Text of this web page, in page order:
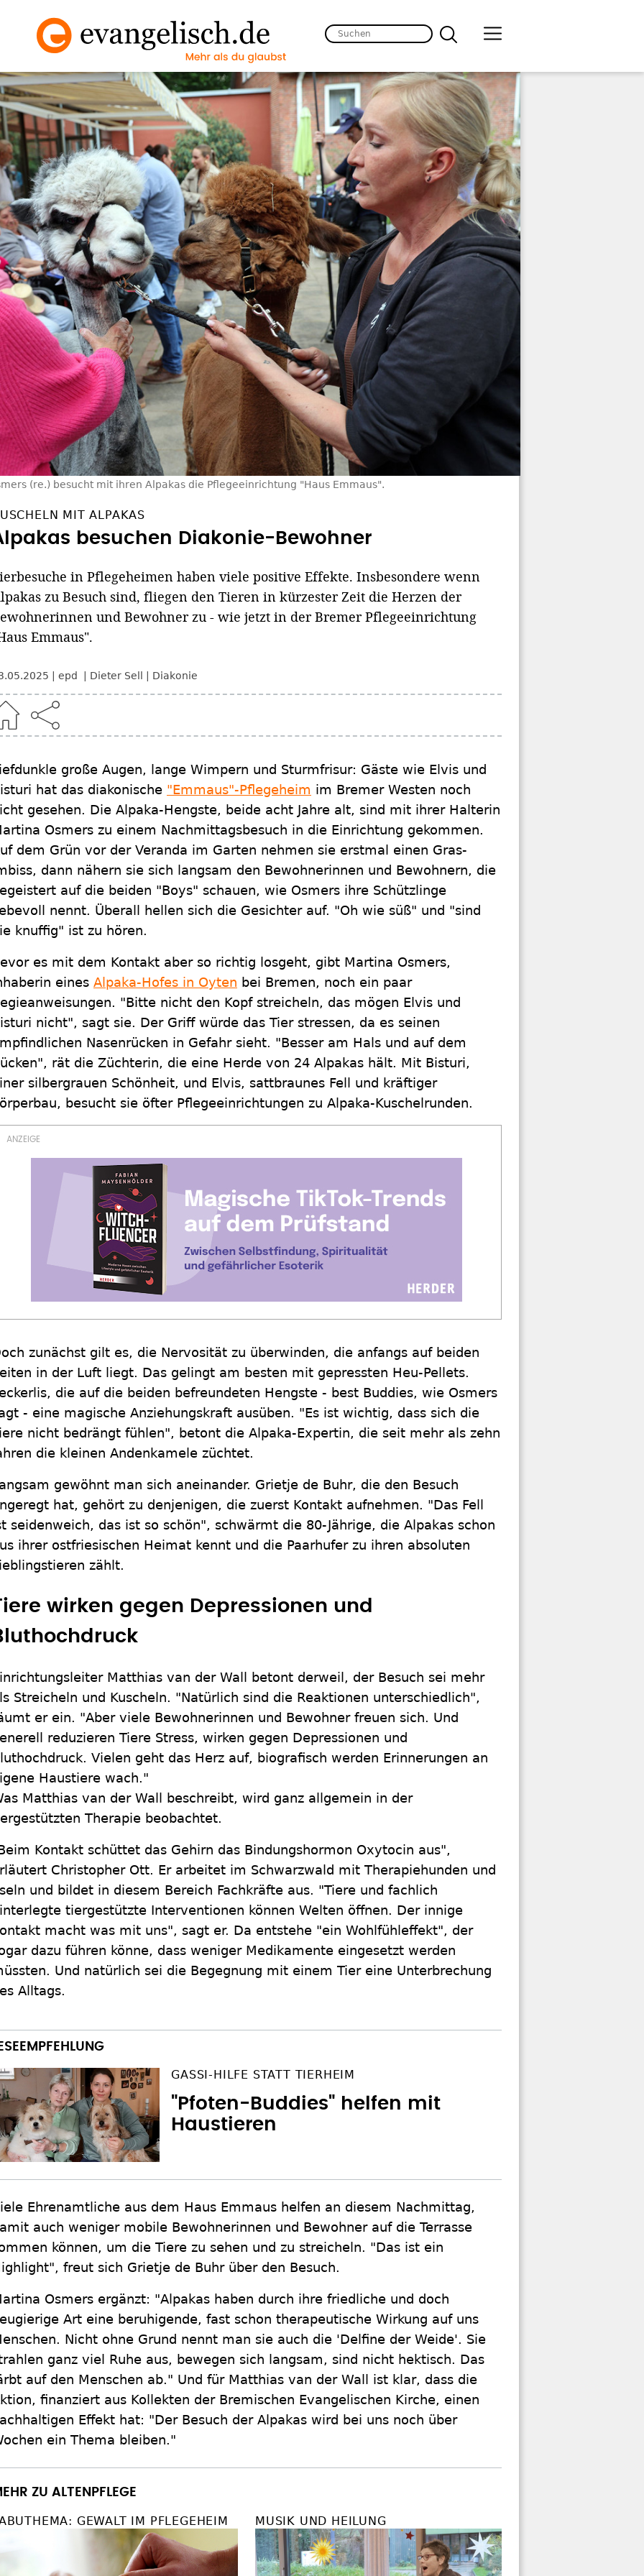
(re.) besucht mit ihren Alpakas die Pflegeeinrichtung "Haus Emmaus".
MIT ALPAKAS
besuchen Diakonie-Bewohner
in Pflegeheimen haben viele positive Effekte. Insbesondere wenn
zu Besuch sind, fliegen den Tieren in kürzester Zeit die Herzen der
und Bewohner zu - wie jetzt in der Bremer Pflegeeinrichtung
Emmaus".
epd Dieter Sell Diakonie
große Augen, lange Wimpern und Sturmfrisur: Gäste wie Elvis und
hat das diakonische "Emmaus"-Pflegeheim im Bremer Westen noch
gesehen. Die Alpaka-Hengste, beide acht Jahre alt, sind mit ihrer Halterin
Osmers zu einem Nachmittagsbesuch in die Einrichtung gekommen.
dem Grün vor der Veranda im Garten nehmen sie erstmal einen Gras-
dann nähern sie sich langsam den Bewohnerinnen und Bewohnern, die
auf die beiden "Boys" schauen, wie Osmers ihre Schützlinge
nennt. Überall hellen sich die Gesichter auf. "Oh wie süß" und "sind
knuffig" ist zu hören.
es mit dem Kontakt aber so richtig losgeht, gibt Martina Osmers,
eines Alpaka-Hofes in Oyten bei Bremen, noch ein paar
"Bitte nicht den Kopf streicheln, das mögen Elvis und
nicht", sagt sie. Der Griff würde das Tier stressen, da es seinen
Nasenrücken in Gefahr sieht. "Besser am Hals und auf dem
rät die Züchterin, die eine Herde von 24 Alpakas hält. Mit Bisturi,
silbergrauen Schönheit, und Elvis, sattbraunes Fell und kräftiger
besucht sie öfter Pflegeeinrichtungen zu Alpaka-Kuschelrunden.
zunächst gilt es, die Nervosität zu überwinden, die anfangs auf beiden
in der Luft liegt. Das gelingt am besten mit gepressten Heu-Pellets.
die auf die beiden befreundeten Hengste - best Buddies, wie Osmers
- eine magische Anziehungskraft ausüben. "Es ist wichtig, dass sich die
nicht bedrängt fühlen", betont die Alpaka-Expertin, die seit mehr als zehn
die kleinen Andenkamele züchtet.
gewöhnt man sich aneinander. Grietje de Buhr, die den Besuch
hat, gehört zu denjenigen, die zuerst Kontakt aufnehmen. "Das Fell
seidenweich, das ist so schön", schwärmt die 80-Jährige, die Alpakas schon
ihrer ostfriesischen Heimat kennt und die Paarhufer zu ihren absoluten
zählt.
wirken gegen Depressionen und
Matthias van der Wall betont derweil, der Besuch sei mehr
Streicheln und Kuscheln. "Natürlich sind die Reaktionen unterschiedlich",
er ein. "Aber viele Bewohnerinnen und Bewohner freuen sich. Und
reduzieren Tiere Stress, wirken gegen Depressionen und
Vielen geht das Herz auf, biografisch werden Erinnerungen an
Haustiere wach."
Matthias van der Wall beschreibt, wird ganz allgemein in der
Therapie beobachtet.
Kontakt schüttet das Gehirn das Bindungshormon Oxytocin aus",
Christopher Ott. Er arbeitet im Schwarzwald mit Therapiehunden und
und bildet in diesem Bereich Fachkräfte aus. "Tiere und fachlich
tiergestützte Interventionen können Welten öffnen. Der innige
macht was mit uns", sagt er. Da entstehe "ein Wohlfühleffekt", der
dazu führen könne, dass weniger Medikamente eingesetzt werden
Und natürlich sei die Begegnung mit einem Tier eine Unterbrechung
Alltags.
GASSI-HILFE STATT TIERHEIM
"Pfoten-Buddies" helfen mit
Haustieren
Ehrenamtliche aus dem Haus Emmaus helfen an diesem Nachmittag,
auch weniger mobile Bewohnerinnen und Bewohner auf die Terrasse
können, um die Tiere zu sehen und zu streicheln. "Das ist ein
freut sich Grietje de Buhr über den Besuch.
Osmers ergänzt: "Alpakas haben durch ihre friedliche und doch
Art eine beruhigende, fast schon therapeutische Wirkung auf uns
Nicht ohne Grund nennt man sie auch die 'Delfine der Weide'. Sie
ganz viel Ruhe aus, bewegen sich langsam, sind nicht hektisch. Das
auf den Menschen ab." Und für Matthias van der Wall ist klar, dass die
finanziert aus Kollekten der Bremischen Evangelischen Kirche, einen
Effekt hat: "Der Besuch der Alpakas wird bei uns noch über
ein Thema bleiben."
ZU ALTENPFLEGE
GEWALT IM PFLEGEHEIM MUSIK UND HEILUNG